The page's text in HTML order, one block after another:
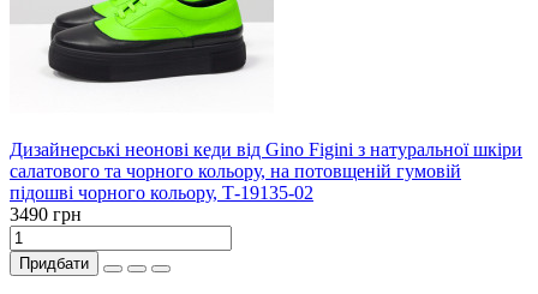
Дизайнерські неонові кеди від Gino Figini з натуральної шкіри
салатового та чорного кольору, на потовщеній гумовій
підошві чорного кольору, Т-19135-02
3490 грн
Придбати